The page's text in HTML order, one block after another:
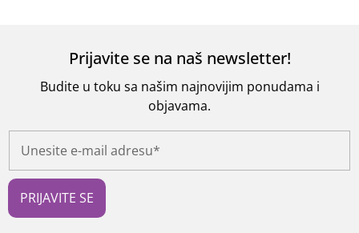
Prijavite se na naš newsletter!
Budite u toku sa našim najnovijim ponudama i
objavama.
U
e
s
t
PRIJAVITE SE